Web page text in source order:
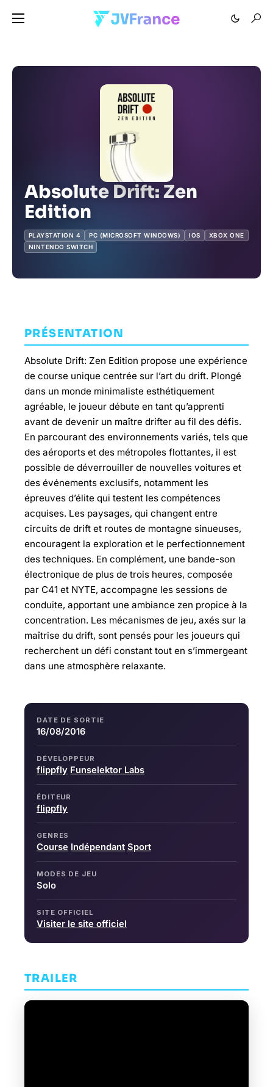
Absolute Drift: Zen
Edition
PLAYSTATION 4 PC (MICROSOFT WINDOWS) IOS
XBOX ONE
NINTENDO SWITCH
PRÉSENTATION
Absolute Drift: Zen Edition propose une expérience
de course unique centrée sur l’art du drift. Plongé
dans un monde minimaliste esthétiquement
agréable, le joueur débute en tant qu’apprenti
avant de devenir un maître drifter au fil des défis.
En parcourant des environnements variés, tels que
des aéroports et des métropoles flottantes, il est
possible de déverrouiller de nouvelles voitures et
des événements exclusifs, notamment les
épreuves d’élite qui testent les compétences
acquises. Les paysages, qui changent entre
circuits de drift et routes de montagne sinueuses,
encouragent la exploration et le perfectionnement
des techniques. En complément, une bande-son
électronique de plus de trois heures, composée
par C41 et NYTE, accompagne les sessions de
conduite, apportant une ambiance zen propice à la
concentration. Les mécanismes de jeu, axés sur la
maîtrise du drift, sont pensés pour les joueurs qui
recherchent un défi constant tout en s’immergeant
dans une atmosphère relaxante.
DATE DE SORTIE
16/08/2016
DÉVELOPPEUR
flippfly Funselektor Labs
ÉDITEUR
flippfly
GENRES
Course Indépendant Sport
MODES DE JEU
Solo
SITE OFFICIEL
Visiter le site officiel
TRAILER